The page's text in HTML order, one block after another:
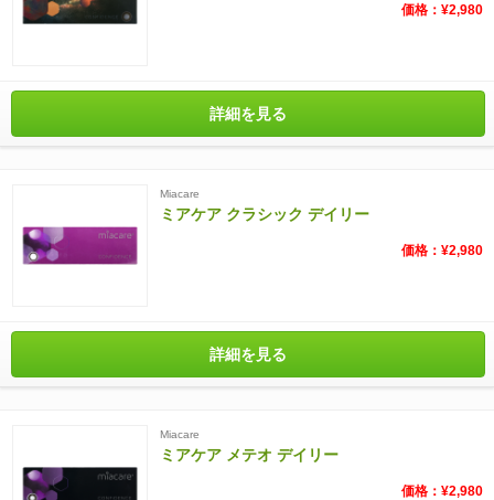
価格：¥2,980
詳細を見る
Miacare
ミアケア クラシック デイリー
価格：¥2,980
詳細を見る
Miacare
ミアケア メテオ デイリー
価格：¥2,980